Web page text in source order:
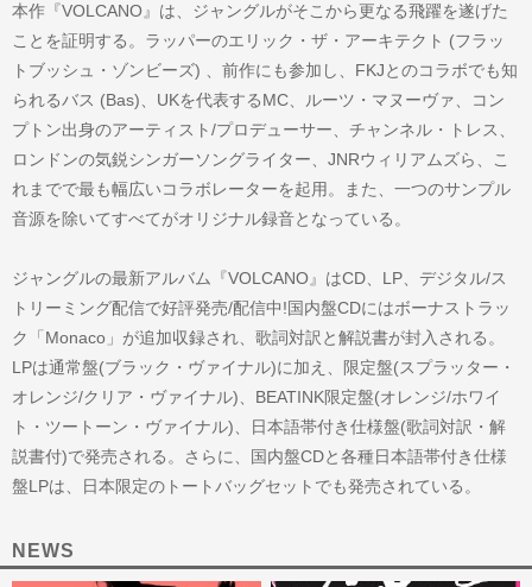
本作『VOLCANO』は、ジャングルがそこから更なる飛躍を遂げた
ことを証明する。ラッパーのエリック・ザ・アーキテクト (フラッ
トブッシュ・ゾンビーズ) 、前作にも参加し、FKJとのコラボでも知
られるバス (Bas)、UKを代表するMC、ルーツ・マヌーヴァ、コン
プトン出身のアーティスト/プロデューサー、チャンネル・トレス、
ロンドンの気鋭シンガーソングライター、JNRウィリアムズら、こ
れまでで最も幅広いコラボレーターを起用。また、一つのサンプル
音源を除いてすべてがオリジナル録音となっている。
ジャングルの最新アルバム『VOLCANO』はCD、LP、デジタル/ス
トリーミング配信で好評発売/配信中!国内盤CDにはボーナストラッ
ク「Monaco」が追加収録され、歌詞対訳と解説書が封入される。
LPは通常盤(ブラック・ヴァイナル)に加え、限定盤(スプラッター・
オレンジ/クリア・ヴァイナル)、BEATINK限定盤(オレンジ/ホワイ
ト・ツートーン・ヴァイナル)、日本語帯付き仕様盤(歌詞対訳・解
説書付)で発売される。さらに、国内盤CDと各種日本語帯付き仕様
盤LPは、日本限定のトートバッグセットでも発売されている。
NEWS